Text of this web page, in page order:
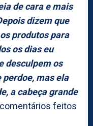
de cara e mais
dizem que
produtos para
os dias eu
desculpem os
perdoe, mas ela
a cabeça grande
feitos